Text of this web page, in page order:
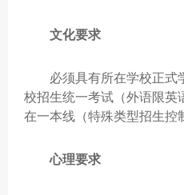
文化要求
必须具有所在学校正式
校招生统一考试（外语限英
在一本线（特殊类型招生控
心理要求